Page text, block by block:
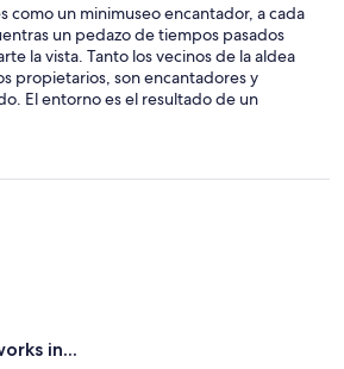
como un minimuseo encantador, a cada
un pedazo de tiempos pasados
la vista. Tanto los vecinos de la aldea
propietarios, son encantadores y
El entorno es el resultado de un
tierra de naturaleza desbordada,
encantados con la paz y belleza del
nada importante. Manolo y
in...